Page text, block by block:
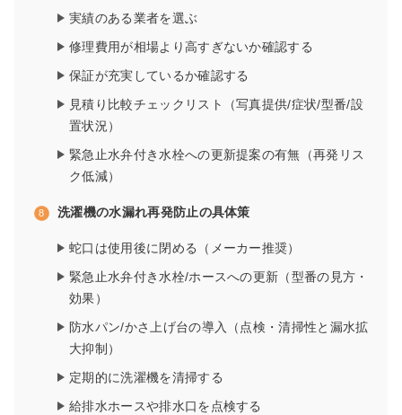
実績のある業者を選ぶ
修理費用が相場より高すぎないか確認する
保証が充実しているか確認する
見積り比較チェックリスト（写真提供/症状/型番/設
置状況）
緊急止水弁付き水栓への更新提案の有無（再発リス
ク低減）
洗濯機の水漏れ再発防止の具体策
蛇口は使用後に閉める（メーカー推奨）
緊急止水弁付き水栓/ホースへの更新（型番の見方・
効果）
防水パン/かさ上げ台の導入（点検・清掃性と漏水拡
大抑制）
定期的に洗濯機を清掃する
給排水ホースや排水口を点検する